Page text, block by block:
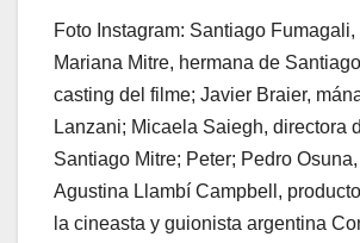
Foto Instagram: Santiago
Mariana Mitre, hermana de
casting del filme; Javier Braier,
Lanzani; Micaela Saiegh, directora
Santiago Mitre; Peter; Pedro
Agustina Llambí Campbell,
la cineasta y guionista argentina